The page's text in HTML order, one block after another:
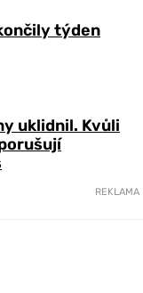
týden
uklidnil. Kvůli
REKLAMA